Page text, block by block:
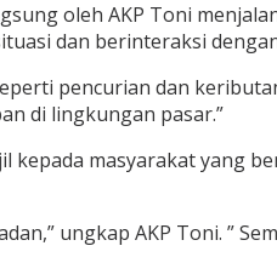
oleh AKP Toni
dan berinteraksi
pencurian dan
di lingkungan pasar.”
masyarakat yang
ungkap AKP Toni. ”